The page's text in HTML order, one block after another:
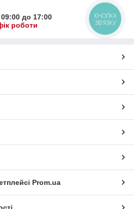
до 17:00
роботи
Prom.ua
КНОПКА
ЗВ'ЯЗКУ